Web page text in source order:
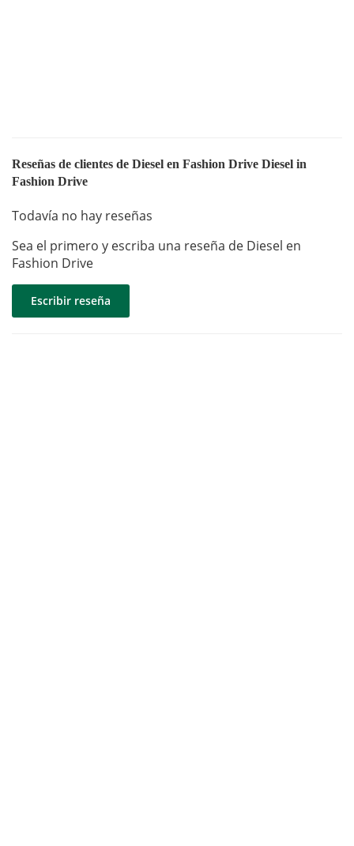
Reseñas de clientes de Diesel en Fashion Drive Diesel in
Fashion Drive
Todavía no hay reseñas
Sea el primero y escriba una reseña de Diesel en
Fashion Drive
Escribir reseña